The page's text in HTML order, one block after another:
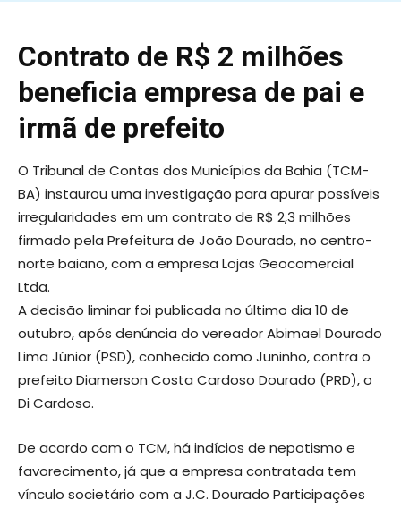
Contrato de R$ 2 milhões
beneficia empresa de pai e
irmã de prefeito
O Tribunal de Contas dos Municípios da Bahia (TCM-
BA) instaurou uma investigação para apurar possíveis
irregularidades em um contrato de R$ 2,3 milhões
firmado pela Prefeitura de João Dourado, no centro-
norte baiano, com a empresa Lojas Geocomercial
Ltda.
A decisão liminar foi publicada no último dia 10 de
outubro, após denúncia do vereador Abimael Dourado
Lima Júnior (PSD), conhecido como Juninho, contra o
prefeito Diamerson Costa Cardoso Dourado (PRD), o
Di Cardoso.
De acordo com o TCM, há indícios de nepotismo e
favorecimento, já que a empresa contratada tem
vínculo societário com a J.C. Dourado Participações